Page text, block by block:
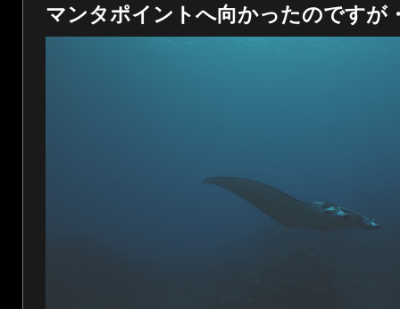
マンタポイントへ向かったのですが